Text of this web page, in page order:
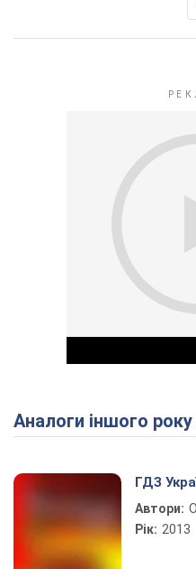
Аналоги іншого
ГДЗ
Автори:
Рік: 2013